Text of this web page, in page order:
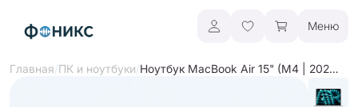
Меню
Главная/ПК и ноутбуки/ Ноутбук MacBook Air 15" (M4 | 2025)